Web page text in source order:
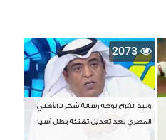
2073
وليد الفراج يوجه رسالة شكر لـ الأهلي
المصري بعد تعديل تهنئة بطل آسيا